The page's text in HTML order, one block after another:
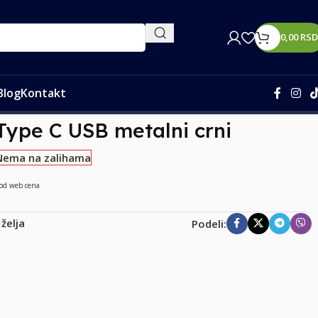
0,00RSD
Kontakt
C USB metalni crni
na zalihama
web cena
Podeli: